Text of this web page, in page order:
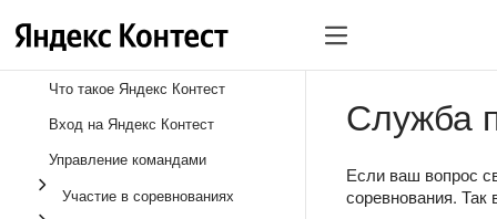
Что такое Яндекс Контест
Вход на Яндекс Контест
Управление командами
Участие в соревнованиях
Служба
Если ваш вопрос
соревнования. Так